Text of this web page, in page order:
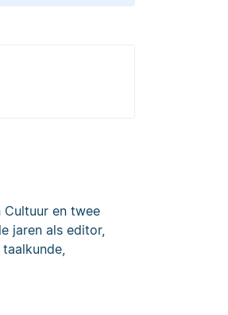
Cultuur en twee
jaren als editor,